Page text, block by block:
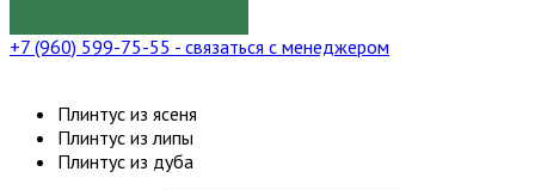
+7 (960) 599-75-55 - связаться с менеджером
Плинтус из ясеня
Плинтус из липы
Плинтус из дуба